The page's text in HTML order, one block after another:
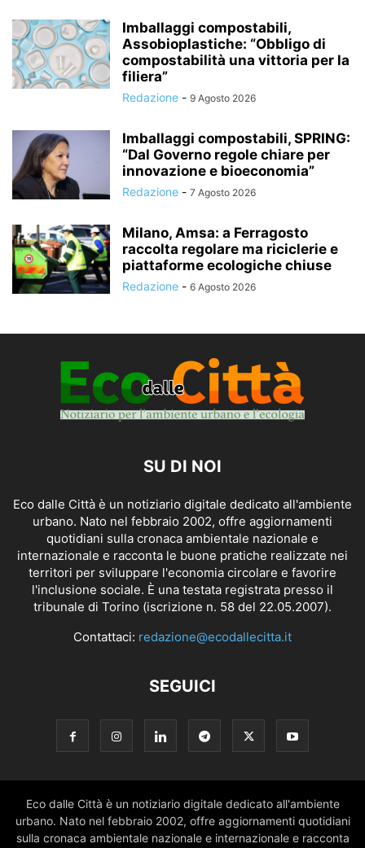
Imballaggi compostabili,
Assobioplastiche: “Obbligo di
compostabilità una vittoria per la
filiera”
Redazione - 9 Agosto 2026
Imballaggi compostabili, SPRING:
“Dal Governo regole chiare per
innovazione e bioeconomia”
Redazione - 7 Agosto 2026
Milano, Amsa: a Ferragosto
raccolta regolare ma riciclerie e
piattaforme ecologiche chiuse
Redazione - 6 Agosto 2026
SU DI NOI
Eco dalle Città è un notiziario digitale dedicato all'ambiente
urbano. Nato nel febbraio 2002, offre aggiornamenti
quotidiani sulla cronaca ambientale nazionale e
internazionale e racconta le buone pratiche realizzate nei
territori per sviluppare l'economia circolare e favorire
l'inclusione sociale. È una testata registrata presso il
tribunale di Torino (iscrizione n. 58 del 22.05.2007).
Contattaci: redazione@ecodallecitta.it
SEGUICI
Eco dalle Città è un notiziario digitale dedicato all'ambiente
urbano. Nato nel febbraio 2002, offre aggiornamenti quotidiani
sulla cronaca ambientale nazionale e internazionale e racconta